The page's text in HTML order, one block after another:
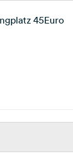
45Euro